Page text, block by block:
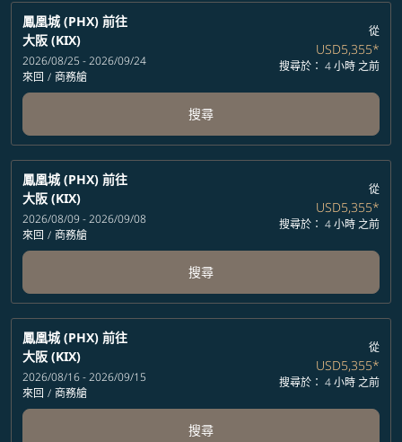
鳳凰城 (PHX) 前往
大阪 (KIX)
2026/08/25 - 2026/09/24
來回 / 商務艙
從
USD5,355*
搜尋於： 4 小時 之前
搜尋
鳳凰城 (PHX) 前往
大阪 (KIX)
2026/08/09 - 2026/09/08
來回 / 商務艙
從
USD5,355*
搜尋於： 4 小時 之前
搜尋
鳳凰城 (PHX) 前往
大阪 (KIX)
2026/08/16 - 2026/09/15
來回 / 商務艙
從
USD5,355*
搜尋於： 4 小時 之前
搜尋